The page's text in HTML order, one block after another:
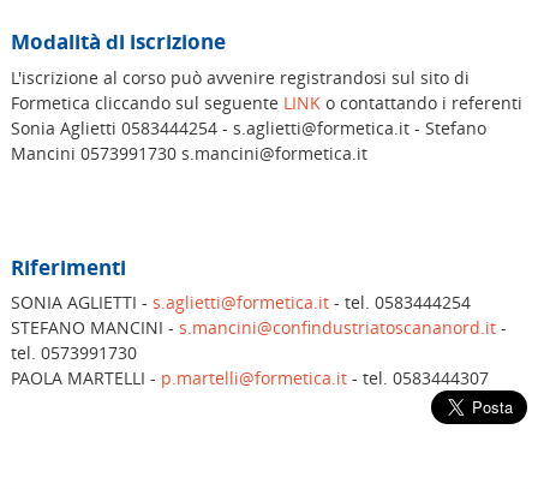
Modalità di iscrizione
L'iscrizione al corso può avvenire registrandosi sul sito di
Formetica cliccando sul seguente LINK o contattando i referenti
Sonia Aglietti 0583444254 - s.aglietti@formetica.it - Stefano
Mancini 0573991730 s.mancini@formetica.it
Riferimenti
SONIA AGLIETTI - s.aglietti@formetica.it- tel. 0583444254
STEFANO MANCINI - s.mancini@confindustriatoscananord.it-
tel. 0573991730
PAOLA MARTELLI - p.martelli@formetica.it- tel. 0583444307